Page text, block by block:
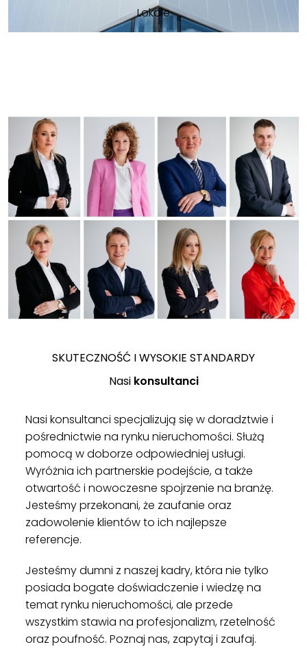
Lokale
SKUTECZNOŚĆ I WYSOKIE STANDARDY
Nasi konsultanci
Nasi konsultanci specjalizują się w doradztwie i
pośrednictwie na rynku nieruchomości. Służą
pomocą w doborze odpowiedniej usługi.
Wyróżnia ich partnerskie podejście, a także
otwartość i nowoczesne spojrzenie na branżę.
Jesteśmy przekonani, że zaufanie oraz
zadowolenie klientów to ich najlepsze
referencje.
Jesteśmy dumni z naszej kadry, która nie tylko
posiada bogate doświadczenie i wiedzę na
temat rynku nieruchomości, ale przede
wszystkim stawia na profesjonalizm, rzetelność
oraz poufność. Poznaj nas, zapytaj i zaufaj.